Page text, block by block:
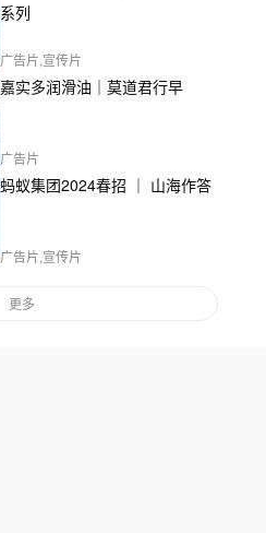
系列
广告片,宣传片
嘉实多润滑油｜莫道君行早
广告片
蚂蚁集团2024春招 ｜ 山海作答
广告片,宣传片
更多